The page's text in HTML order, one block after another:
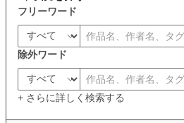
フリーワード
除外ワード
+ さらに詳しく検索する